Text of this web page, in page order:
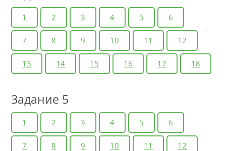
1 2 3 4 5 6
7 8 9 10 11 12
13 14 15 16 17 18
Задание 5
1 2 3 4 5 6
7 8 9 10 11 12